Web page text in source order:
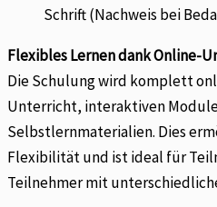
Schrift (Nachweis bei
Flexibles Lernen dank Online-
Die Schulung wird komplett
Unterricht, interaktiven
Selbstlernmaterialien. Dies
Flexibilität und ist ideal für
Teilnehmer mit